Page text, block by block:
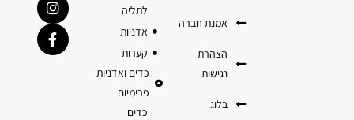
לתליה
אדניות
קערות
כדים ואדניות
פרימיום
כדים
אמנת חברה
הצהרת
נגישות
בלוג